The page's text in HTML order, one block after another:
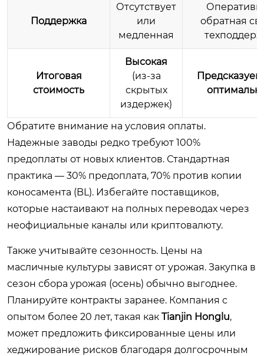
Поддержка
Отсутствует
или
медленная
обратная
Итоговая
стоимость
Высокая
(из-за
скрытых
издержек)
Обратите внимание на условия оплаты.
Надежные заводы редко требуют 100%
предоплаты от новых клиентов. Стандартная
практика — 30% предоплата, 70% против копии
коносамента (BL). Избегайте поставщиков,
которые настаивают на полных переводах через
неофициальные каналы или криптовалюту.
Также учитывайте сезонность. Цены на
масличные культуры зависят от урожая. Закупка в
сезон сбора урожая (осень) обычно выгоднее.
Планируйте контракты заранее. Компания с
опытом более 20 лет, такая как Tianjin Honglu,
может предложить фиксированные цены или
хеджирование рисков благодаря долгосрочным